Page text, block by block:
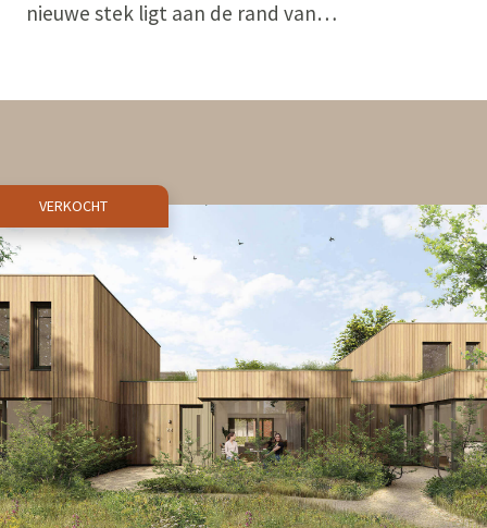
nieuwe stek ligt aan de rand van…
VERKOCHT